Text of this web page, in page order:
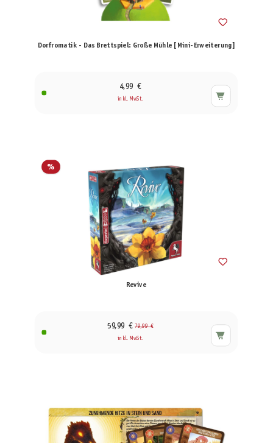
Dorfromatik - Das Brettspiel: Große Mühle [Mini-Erweiterung]
4,99 €
inkl. MwSt.
%
Revive
59,99 € 79,99 €
inkl. MwSt.